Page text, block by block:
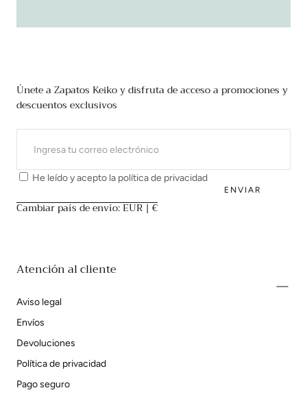
Únete a Zapatos Keiko y disfruta de acceso a promociones y
descuentos exclusivos
CORREO
He leído y acepto la política de privacidad
ENVIAR
Cambiar país de envío: EUR | €
Atención al cliente
Aviso legal
Envíos
Devoluciones
Política de privacidad
Pago seguro